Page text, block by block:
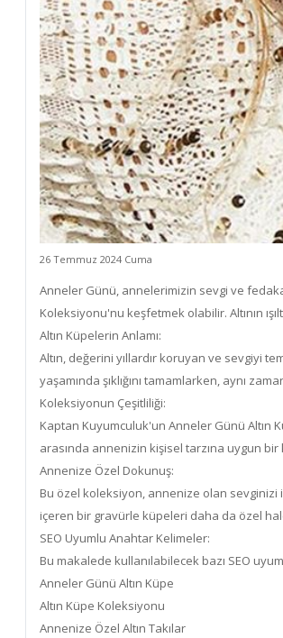
26 Temmuz 2024 Cuma
Anneler Günü, annelerimizin sevgi ve
Koleksiyonu'nu keşfetmek olabilir. Altının
Altın Küpelerin Anlamı:
Altın, değerini yıllardır koruyan ve sevgiyi
yaşamında şıklığını tamamlarken, aynı
Koleksiyonun Çeşitliliği:
Kaptan Kuyumculuk'un Anneler Günü Altın
arasında annenizin kişisel tarzına uygun
Annenize Özel Dokunuş:
Bu özel koleksiyon, annenize olan
içeren bir gravürle küpeleri daha da özel
SEO Uyumlu Anahtar Kelimeler:
Bu makalede kullanılabilecek bazı SEO
Anneler Günü Altın Küpe
Altın Küpe Koleksiyonu
Annenize Özel Altın Takılar